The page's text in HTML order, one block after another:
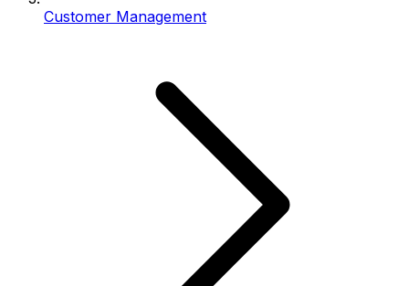
Customer Management